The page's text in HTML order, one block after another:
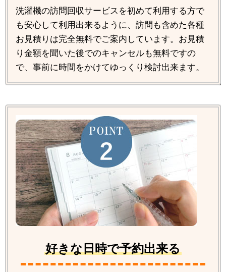
洗濯機の訪問回収サービスを初めて利用する方で
も安心して利用出来るように、訪問も含めた各種
お見積りは完全無料でご案内しています。お見積
り金額を聞いた後でのキャンセルも無料ですの
で、事前に時間をかけてゆっくり検討出来ます。
好きな日時で予約出来る